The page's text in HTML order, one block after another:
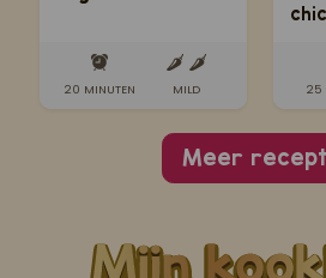
20 MINUTEN MILD 25
Meer